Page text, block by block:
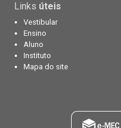
Links úteis
Vestibular
Ensino
Aluno
Instituto
Mapa do site